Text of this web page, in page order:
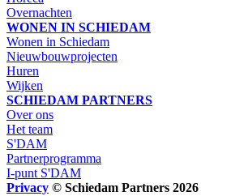
Overnachten
WONEN IN SCHIEDAM
Wonen in Schiedam
Nieuwbouwprojecten
Huren
Wijken
SCHIEDAM PARTNERS
Over ons
Het team
S'DAM
Partnerprogramma
I-punt S'DAM
Privacy © Schiedam Partners 2026